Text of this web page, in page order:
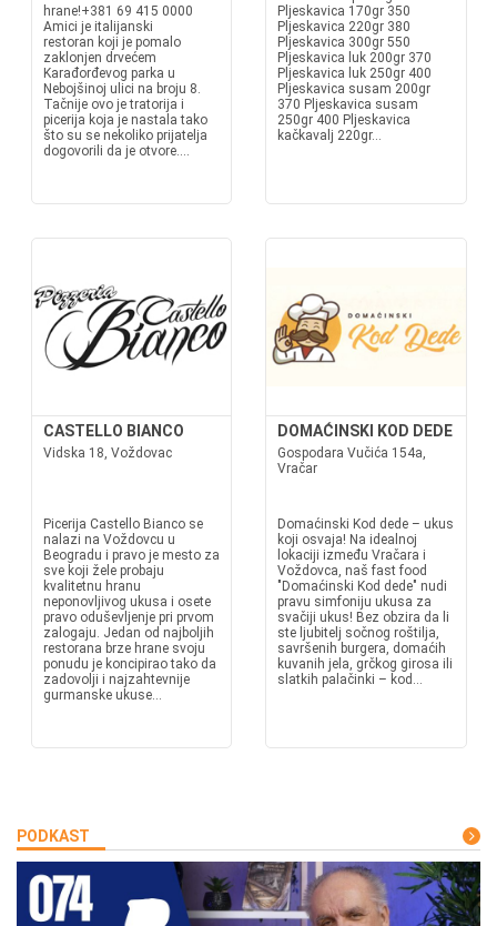
hrane!+381 69 415 0000
Amici je italijanski
restoran koji je pomalo
zaklonjen drvećem
Karađorđevog parka u
Nebojšinoj ulici na broju 8.
Tačnije ovo je tratorija i
picerija koja je nastala tako
što su se nekoliko prijatelja
dogovorili da je otvore....
Pljeskavica 170gr 350
Pljeskavica 220gr 380
Pljeskavica 300gr 550
Pljeskavica luk 200gr 370
Pljeskavica luk 250gr 400
Pljeskavica susam 200gr
370 Pljeskavica susam
250gr 400 Pljeskavica
kačkavalj 220gr...
CASTELLO BIANCO
Vidska 18, Voždovac
Picerija Castello Bianco se
nalazi na Voždovcu u
Beogradu i pravo je mesto za
sve koji žele probaju
kvalitetnu hranu
neponovljivog ukusa i osete
pravo oduševljenje pri prvom
zalogaju. Jedan od najboljih
restorana brze hrane svoju
ponudu je koncipirao tako da
zadovolji i najzahtevnije
gurmanske ukuse...
DOMAĆINSKI KOD DEDE
Gospodara Vučića 154a,
Vračar
Domaćinski Kod dede – ukus
koji osvaja! Na idealnoj
lokaciji između Vračara i
Voždovca, naš fast food
"Domaćinski Kod dede" nudi
pravu simfoniju ukusa za
svačiji ukus! Bez obzira da li
ste ljubitelj sočnog roštilja,
savršenih burgera, domaćih
kuvanih jela, grčkog girosa ili
slatkih palačinki – kod...
PODKAST